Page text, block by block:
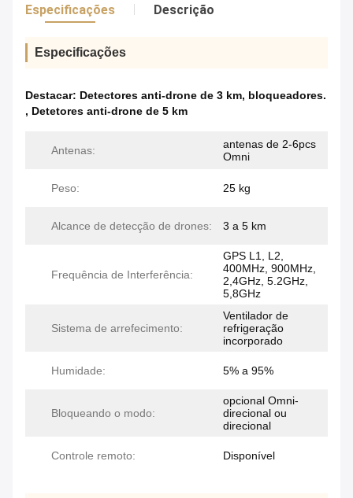
Especificações Descrição
Especificações
Destacar: Detectores anti-drone de 3 km, bloqueadores.
, Detetores anti-drone de 5 km
Antenas:
antenas de 2-6pcs
Omni
Peso: 25 kg
Alcance de detecção de drones: 3 a 5 km
Frequência de Interferência:
GPS L1, L2,
400MHz, 900MHz,
2,4GHz, 5.2GHz,
5,8GHz
Sistema de arrefecimento:
Ventilador de
refrigeração
incorporado
Humidade: 5% a 95%
Bloqueando o modo:
opcional Omni-
direcional ou
direcional
Controle remoto: Disponível